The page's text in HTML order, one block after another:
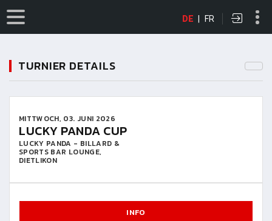
DE | FR
TURNIER DETAILS
MITTWOCH, 03. JUNI 2026
LUCKY PANDA CUP
LUCKY PANDA - BILLARD &
SPORTS BAR LOUNGE,
DIETLIKON
INFO